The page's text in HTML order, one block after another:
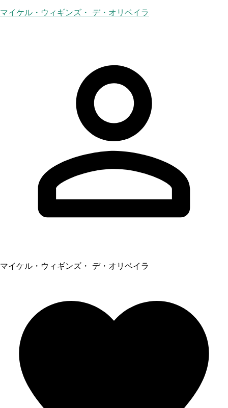
マイケル・ウィギンズ・ デ・オリベイラ
マイケル・ウィギンズ・ デ・オリベイラ